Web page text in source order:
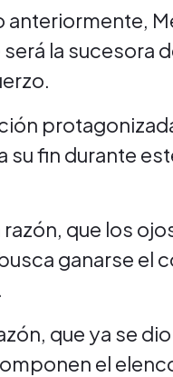
la sucesora
su fin durante
que los
ganarse el
que ya se
el